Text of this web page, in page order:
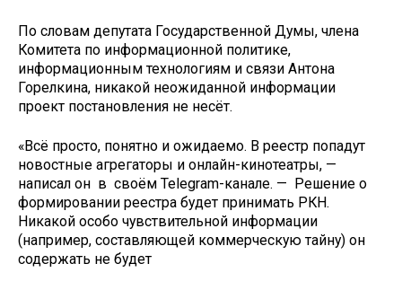
По словам депутата Государственной Думы, члена
Комитета по информационной политике,
информационным технологиям и связи Антона
Горелкина, никакой неожиданной информации
проект постановления не несёт.
«Всё просто, понятно и ожидаемо. В реестр попадут
новостные агрегаторы и онлайн-кинотеатры, —
написал он в своём Telegram-канале. — Решение о
формировании реестра будет принимать РКН.
Никакой особо чувствительной информации
(например, составляющей коммерческую тайну) он
содержать не будет